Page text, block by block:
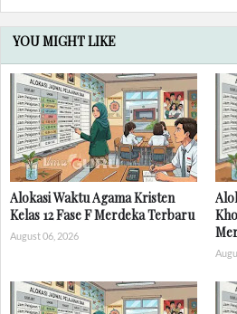
YOU MIGHT LIKE
Alokasi Waktu Agama Kristen
Kelas 12 Fase F Merdeka Terbaru
August 06, 2026